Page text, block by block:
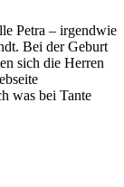
Petra – irgendwie
Bei der Geburt
sich die Herren
was bei Tante